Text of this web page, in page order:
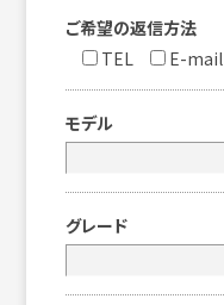
ご希望の返信方法
TEL
E-mail
モデル
グレード